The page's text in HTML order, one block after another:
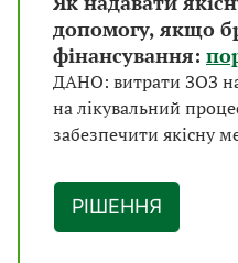
допомогу, якщо
фінансування:
ДАНО: витрати ЗОЗ
на лікувальний
забезпечити якісну
РІШЕННЯ